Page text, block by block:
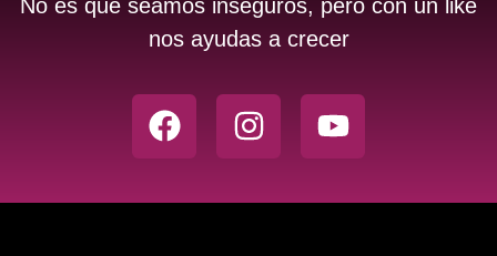
No es que seamos inseguros, pero con un like
nos ayudas a crecer